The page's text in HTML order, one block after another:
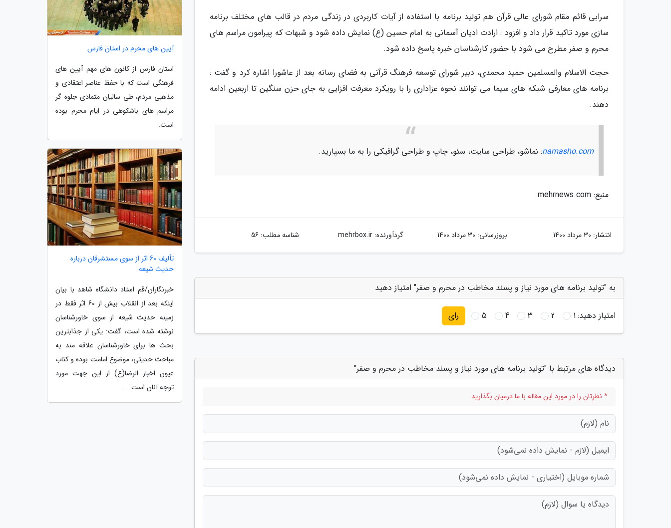
سرابی قائم مقام شورای عالی قرآن هم تولید برنامه با استفاده از آیات کاربردی در زندگی مردم در قالب های مختلف برنامه
سازی مورد تاکید قرار داد و افزود : ارادت ادیان آسمانی به امام حسین (ع) نمایش داده شود و شبهات که پیرامون مراسم های
محرم و صفر مطرح می شود با حضور کارشناسان خبره پاسخ داده شود.
حجت الاسلام والمسلمین حمید محمدی، دبیر شورای توسعه فرهنگ قرآنی به فضای رسانه بعد از عاشورا اشاره کرد و گفت :
برنامه های معارفی شبکه های سیما می توانند نحوه عزاداری را با رویکرد معرفت افزایی به جای حزن سنگین تا اربعین ادامه
دهند.
namasho.com: نماشو، طراحی سایت، سئو، چاپ و طراحی گرافیکی را به ما بسپارید.
منبع: mehrnews.com
انتشار: 30 مرداد 1400 بروزرسانی: 30 مرداد 1400 گردآورنده:mehrbox.ir شناسه مطلب: 56
به "تولید برنامه های مورد نیاز و پسند مخاطب در محرم و صفر" امتیاز دهید
امتیاز دهید:1
2
3
4
5 رای
دیدگاه های مرتبط با "تولید برنامه های مورد نیاز و پسند مخاطب در محرم و صفر"
* نظرتان را در مورد این مقاله با ما درمیان بگذارید
آیین های محرم در استان فارس
استان فارس از کانون های مهم آیین های
فرهنگی است که با حفظ عناصر اعتقادی و
مذهبی مردم، طی سالیان متمادی جلوه گر
مراسم های باشکوهی در ایام محرم بوده
است.
تألیف 60 اثر از سوی مستشرقان درباره
حدیث شیعه
خبرنگاران/قم استاد دانشگاه شاهد با بیان
اینکه بعد از انقلاب بیش از 60 اثر فقط در
زمینه حدیث شیعه از سوی خاورشناسان
نوشته شده است، گفت: یکی از جذابترین
بحث ها برای خاورشناسان علاقه مند به
مباحث حدیثی، موضوع امامت بوده و کتاب
عیون اخبار الرضا(ع) از این جهت مورد
توجه آنان است. ...